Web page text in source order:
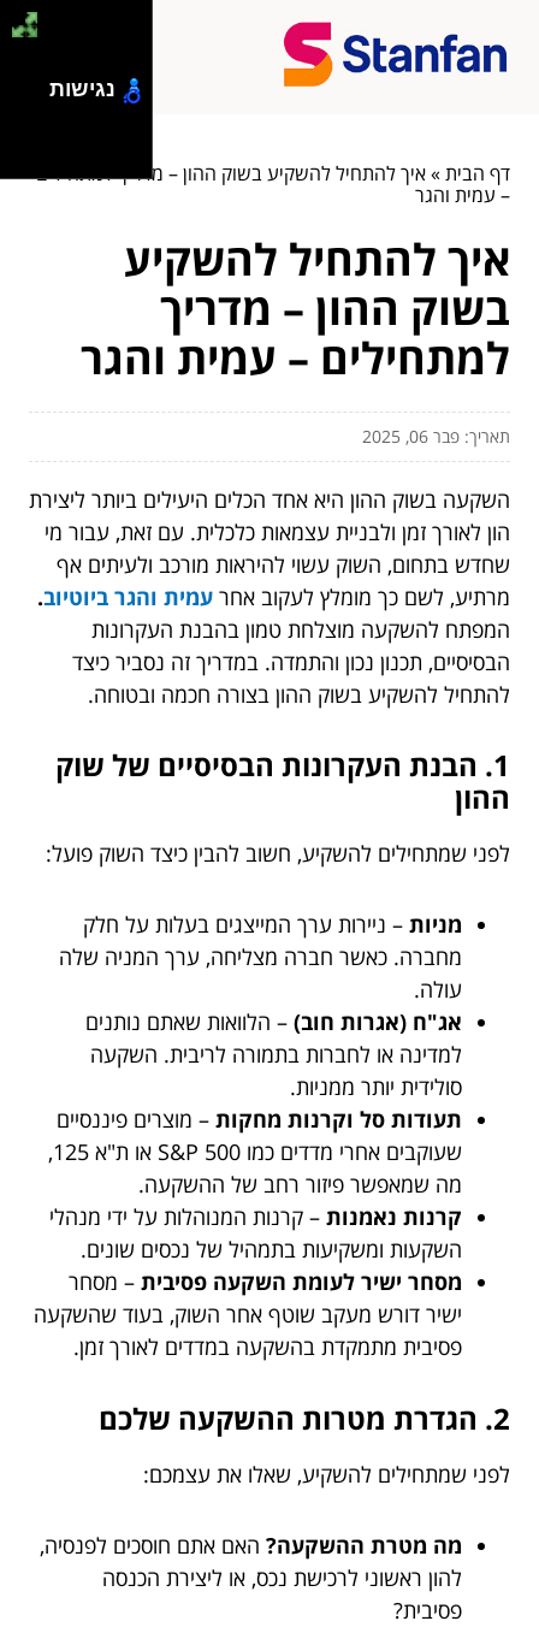
דף הבית»איך להתחיל להשקיע בשוק ההון – מדריך למתחילים
– עמית והגר
איך להתחיל להשקיע
בשוק ההון – מדריך
למתחילים – עמית והגר
תאריך: פבר 06, 2025
השקעה בשוק ההון היא אחד הכלים היעילים ביותר ליצירת
הון לאורך זמן ולבניית עצמאות כלכלית. עם זאת, עבור מי
שחדש בתחום, השוק עשוי להיראות מורכב ולעיתים אף
מרתיע, לשם כך מומלץ לעקוב אחר עמית והגר ביוטיוב.
המפתח להשקעה מוצלחת טמון בהבנת העקרונות
הבסיסיים, תכנון נכון והתמדה. במדריך זה נסביר כיצד
להתחיל להשקיע בשוק ההון בצורה חכמה ובטוחה.
1. הבנת העקרונות הבסיסיים של שוק
ההון
לפני שמתחילים להשקיע, חשוב להבין כיצד השוק פועל:
מניות – ניירות ערך המייצגים בעלות על חלק
מחברה. כאשר חברה מצליחה, ערך המניה שלה
עולה.
אג"ח (אגרות חוב) – הלוואות שאתם נותנים
למדינה או לחברות בתמורה לריבית. השקעה
סולידית יותר ממניות.
תעודות סל וקרנות מחקות – מוצרים פיננסיים
שעוקבים אחרי מדדים כמו S&P 500 או ת"א 125,
מה שמאפשר פיזור רחב של ההשקעה.
קרנות נאמנות – קרנות המנוהלות על ידי מנהלי
השקעות ומשקיעות בתמהיל של נכסים שונים.
מסחר ישיר לעומת השקעה פסיבית – מסחר
ישיר דורש מעקב שוטף אחר השוק, בעוד שהשקעה
פסיבית מתמקדת בהשקעה במדדים לאורך זמן.
2. הגדרת מטרות ההשקעה שלכם
לפני שמתחילים להשקיע, שאלו את עצמכם:
מה מטרת ההשקעה? האם אתם חוסכים לפנסיה,
להון ראשוני לרכישת נכס, או ליצירת הכנסה
פסיבית?
נגישות